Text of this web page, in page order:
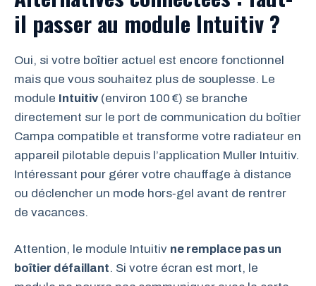
il passer au module Intuitiv ?
Oui, si votre boîtier actuel est encore fonctionnel
mais que vous souhaitez plus de souplesse. Le
module Intuitiv (environ 100 €) se branche
directement sur le port de communication du boîtier
Campa compatible et transforme votre radiateur en
appareil pilotable depuis l’application Muller Intuitiv.
Intéressant pour gérer votre chauffage à distance
ou déclencher un mode hors‑gel avant de rentrer
de vacances.
Attention, le module Intuitiv ne remplace pas un
boîtier défaillant. Si votre écran est mort, le